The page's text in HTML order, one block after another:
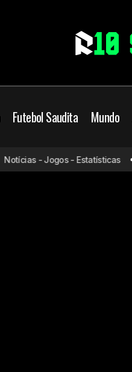
Futebol Saudita Mundo
Notícias - Jogos - Estatísticas